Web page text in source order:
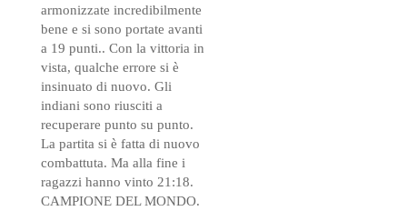
armonizzate incredibilmente
bene e si sono portate avanti
a 19 punti.. Con la vittoria in
vista, qualche errore si è
insinuato di nuovo. Gli
indiani sono riusciti a
recuperare punto su punto.
La partita si è fatta di nuovo
combattuta. Ma alla fine i
ragazzi hanno vinto 21:18.
CAMPIONE DEL MONDO.